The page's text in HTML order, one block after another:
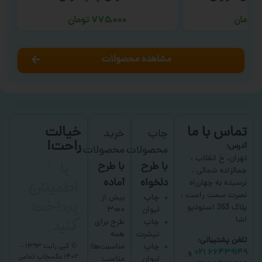
۷۷۵,۰۰۰ تومان
مشاهده محصولات
تماس با ما
آدرس:
تهران، خ انقلاب ،
جمالزاده شمالی ،
نرسیده به چهارراه
نصرت سمت راست ،
پلاک 263 استودیو
اشا
تلفن پشتیبانی:
۶۶۴۳۹۱۴۹ ۰۲۱
و
چاپ
محصولات
با طرح
دلخواه
چاپ
لیوان
چاپ
تیشرت
چاپ
لیوان
خرید
محصولات
با طرح
آماده
بیش از
۳۰۰۰
طرح برای
همه
مناسبت‌ها؛
مناسب
خیالت
راحت!
۱۴۰۲ عکسچاپ
تمامی